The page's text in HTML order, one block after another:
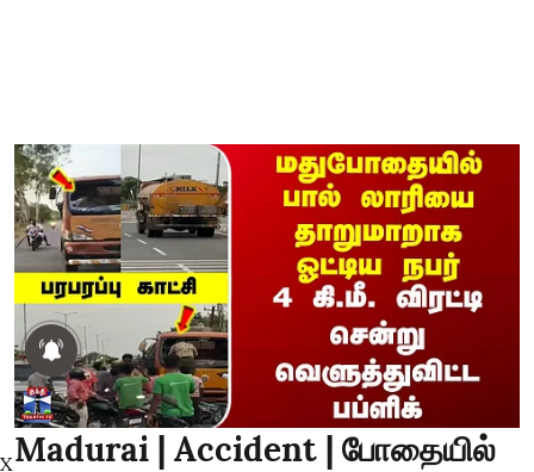
Madurai | Accident | போதையில்
X